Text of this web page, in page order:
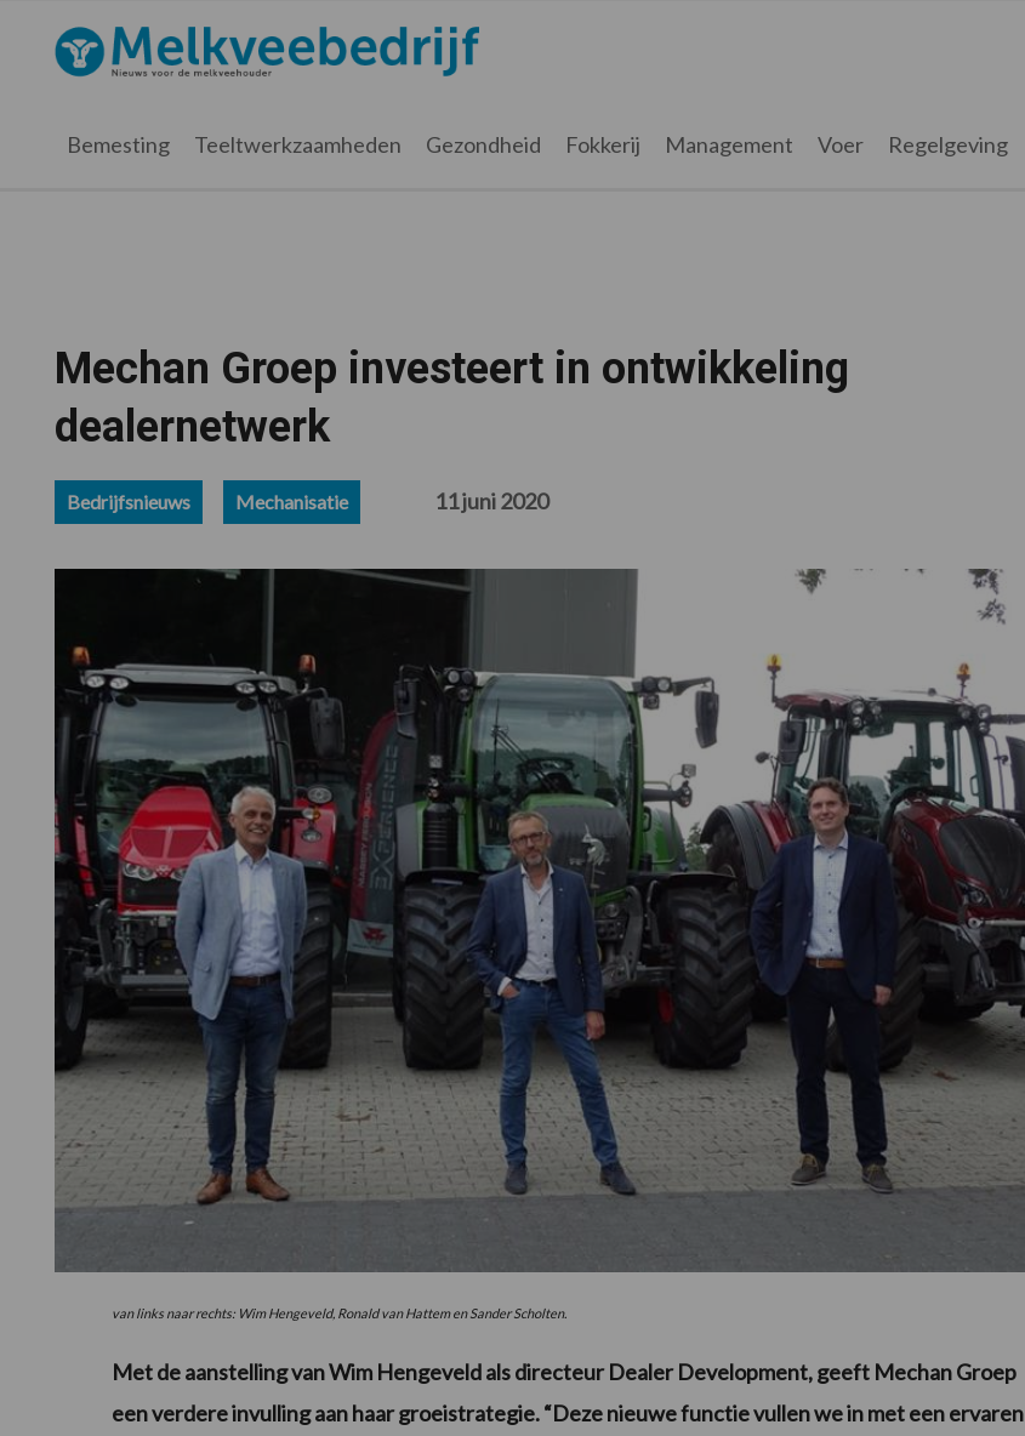
hoofdnavigatie
hoofd
eerste
voettekst
Melkveebedrijf.nl
Bemesting Teeltwerkzaamheden Gezondheid Fokkerij Management Voer Regelgeving
Mechan Groep investeert in ontwikkeling
dealernetwerk
Bedrijfsnieuws Mechanisatie 11 juni 2020
van links naar rechts: Wim Hengeveld, Ronald van Hattem en Sander Scholten.
Met de aanstelling van Wim Hengeveld als directeur Dealer Development, geeft Mechan Groep
een verdere invulling aan haar groeistrategie. “Deze nieuwe functie vullen we in met een ervaren